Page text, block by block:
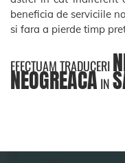
beneficia de serviciile
si fara a pierde timp
EFECTUAM TRADUCERI
NEOGREACAIN